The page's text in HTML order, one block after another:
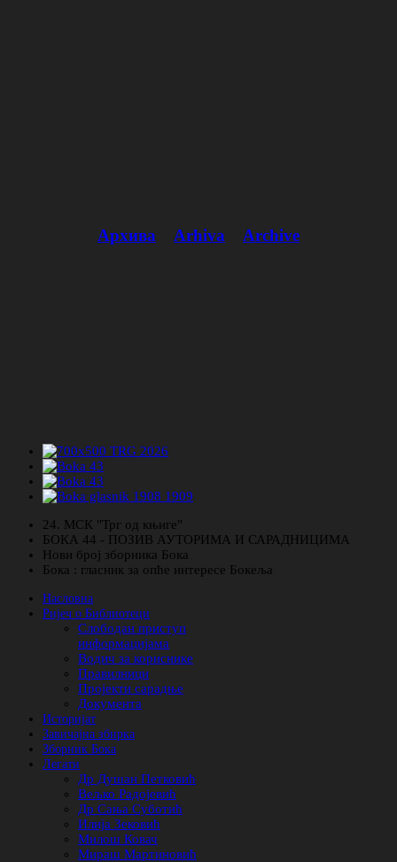
Архива Arhiva Archive
24. МСК "Трг од књиге"
БОКА 44 - ПОЗИВ АУТОРИМА И САРАДНИЦИМА
Нови број зборника Бока
Бока : гласник за опће интересе Бокеља
Насловна
Ријеч о Библиотеци
Слободан приступ
информацијама
Водич за кориснике
Правилници
Пројекти сарадње
Документа
Историјат
Завичајна збирка
Зборник Бока
Легати
Др Душан Петковић
Вељко Радојевић
Др Сања Суботић
Илија Зековић
Милош Ковач
Мираш Мартиновић